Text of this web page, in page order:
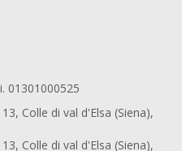
01301000525
Colle di val d'Elsa (Siena),
Colle di val d'Elsa (Siena),